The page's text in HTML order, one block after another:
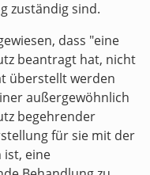
zuständig sind.
dass "eine
beantragt hat, nicht
überstellt werden
außergewöhnlich
begehrender
für sie mit der
ist, eine